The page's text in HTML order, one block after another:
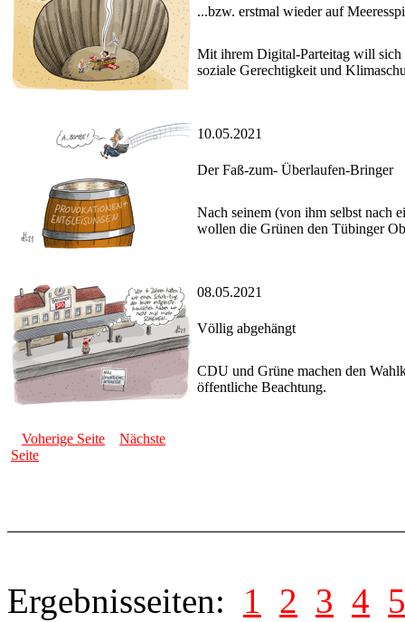
...bzw. erstmal wieder auf
Mit ihrem Digital-Parteitag will sich
soziale Gerechtigkeit und
10.05.2021
Der Faß-zum- Überlaufen-Bringer
Nach seinem (von ihm selbst nach
wollen die Grünen den Tübinger
08.05.2021
Völlig abgehängt
CDU und Grüne machen den
öffentliche Beachtung.
Voherige Seite
Nächste
Seite
Ergebnisseiten: 1 2 3 4 5